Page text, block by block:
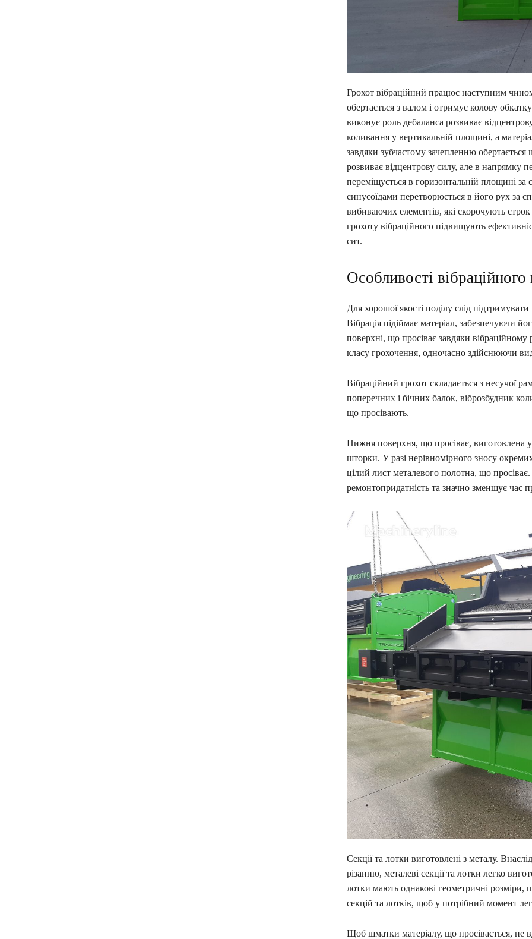
Грохот вібраційний працює наступним
обертається з валом і отримує колову
виконує роль дебаланса розвиває
коливання у вертикальній площині, а
завдяки зубчастому зачепленню
розвиває відцентрову силу, але в напрямку
переміщується в горизонтальній площині
синусоїдами перетворюється в його рух за
вибиваючих елементів, які скорочують
грохоту вібраційного підвищують
сит.
Особливості вібраційного
Для хорошої якості поділу слід
Вібрація підіймає матеріал, забезпечуючи
поверхні, що просіває завдяки
класу грохочення, одночасно здійснюючи
Вібраційний грохот складається з несучої
поперечних і бічних балок, віброзбудник
що просівають.
Нижня поверхня, що просіває, виготовлена у
шторки. У разі нерівномірного зносу
цілий лист металевого полотна, що
ремонтопридатність та значно зменшує час
Секції та лотки виготовлені з металу.
різанню, металеві секції та лотки легко
лотки мають однакові геометричні розміри,
секцій та лотків, щоб у потрібний момент
Щоб шматки матеріалу, що просівається, не